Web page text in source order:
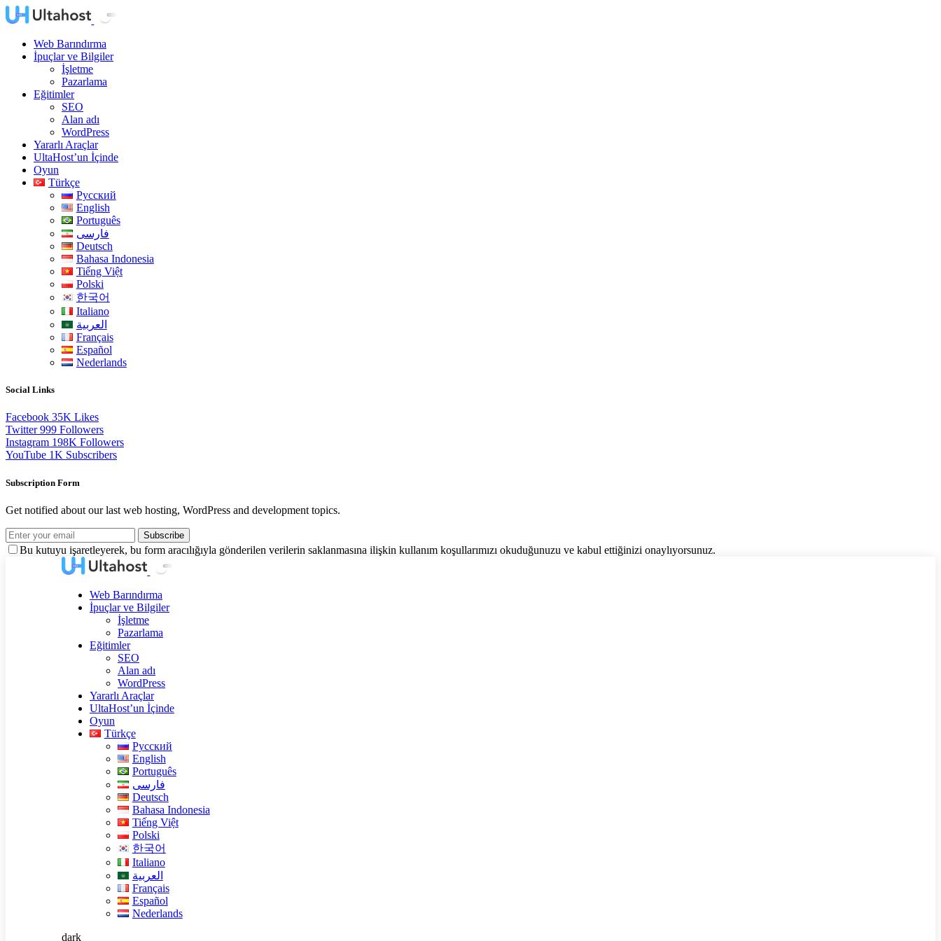
Web Barındırma
İpuçlar ve Bilgiler
İşletme
Pazarlama
Eğitimler
SEO
Alan adı
WordPress
Yararlı Araçlar
UltaHost’un İçinde
Oyun
Türkçe
Русский
English
Português
فارسی
Deutsch
Bahasa Indonesia
Tiếng Việt
Polski
한국어
Italiano
العربية
Français
Español
Nederlands
Social Links
Facebook 35K Likes
Twitter 999 Followers
Instagram 198K Followers
YouTube 1K Subscribers
Subscription Form
Get notified about our last web hosting, WordPress and development topics.
Subscribe
Bu kutuyu işaretleyerek, bu form aracılığıyla gönderilen verilerin saklanmasına ilişkin kullanım koşullarımızı okuduğunuzu ve kabul ettiğinizi onaylıyorsunuz.
Web Barındırma
İpuçlar ve Bilgiler
İşletme
Pazarlama
Eğitimler
SEO
Alan adı
WordPress
Yararlı Araçlar
UltaHost’un İçinde
Oyun
Türkçe
Русский
English
Português
فارسی
Deutsch
Bahasa Indonesia
Tiếng Việt
Polski
한국어
Italiano
العربية
Français
Español
Nederlands
dark